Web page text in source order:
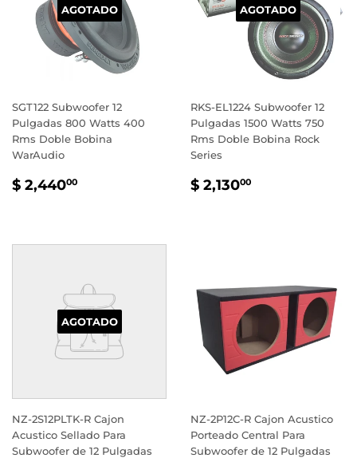
AGOTADO
SGT122 Subwoofer 12
Pulgadas 800 Watts 400
Rms Doble Bobina
WarAudio
PRECIO
$ 2,44000
AGOTADO
RKS-EL1224 Subwoofer 12
Pulgadas 1500 Watts 750
Rms Doble Bobina Rock
Series
PRECIO
$ 2,13000
AGOTADO
NZ-2S12PLTK-R Cajon
Acustico Sellado Para
Subwoofer de 12 Pulgadas
NZ-2P12C-R Cajon Acustico
Porteado Central Para
Subwoofer de 12 Pulgadas